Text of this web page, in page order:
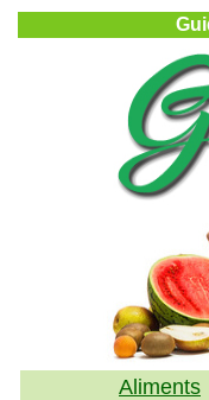
Aliments